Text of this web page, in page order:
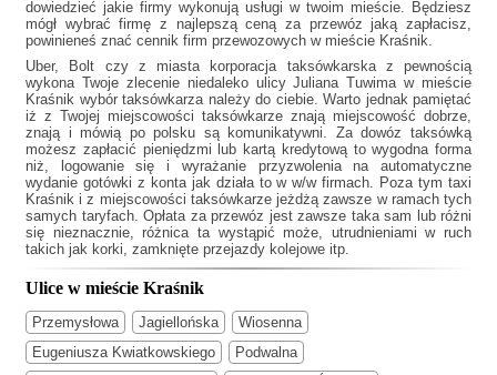
dowiedzieć jakie firmy wykonują usługi w twoim mieście. Będziesz
mógł wybrać firmę z najlepszą ceną za przewóz jaką zapłacisz,
powinieneś znać cennik firm przewozowych w mieście Kraśnik.
Uber, Bolt czy z miasta korporacja taksówkarska z pewnością
wykona Twoje zlecenie niedaleko ulicy Juliana Tuwima w mieście
Kraśnik wybór taksówkarza należy do ciebie. Warto jednak pamiętać
iż z Twojej miejscowości taksówkarze znają miejscowość dobrze,
znają i mówią po polsku są komunikatywni. Za dowóz taksówką
możesz zapłacić pieniędzmi lub kartą kredytową to wygodna forma
niż, logowanie się i wyrażanie przyzwolenia na automatyczne
wydanie gotówki z konta jak działa to w w/w firmach. Poza tym taxi
Kraśnik i z miejscowości taksówkarze jeżdżą zawsze w ramach tych
samych taryfach. Opłata za przewóz jest zawsze taka sam lub różni
się nieznacznie, różnica ta wystąpić może, utrudnieniami w ruch
takich jak korki, zamknięte przejazdy kolejowe itp.
Ulice w mieście Kraśnik
Przemysłowa Jagiellońska
Wiosenna
Eugeniusza Kwiatkowskiego
Podwalna